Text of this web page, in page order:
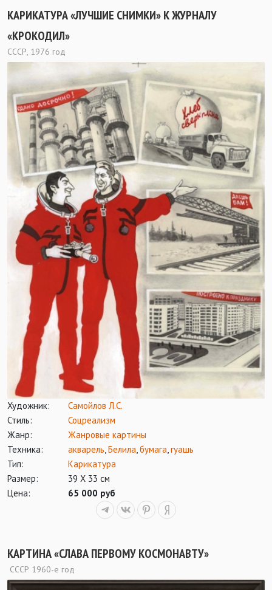
КАРИКАТУРА «ЛУЧШИЕ СНИМКИ» К ЖУРНАЛУ
«КРОКОДИЛ»
СССР, 1976 год
Художник:
Самойлов Л.С.
Стиль:
Соцреализм
Жанр:
Жанровые картины
Техника:
акварель Белила бумага гуашь
Тип:
Карикатура
Размер:
39 Х 33 см
Цена:
65 000 руб
КАРТИНА «СЛАВА ПЕРВОМУ КОСМОНАВТУ»
СССР 1960-е год